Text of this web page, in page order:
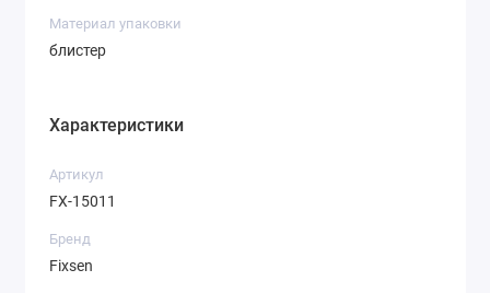
Материал упаковки
блистер
Характеристики
Артикул
FX-15011
Бренд
Fixsen